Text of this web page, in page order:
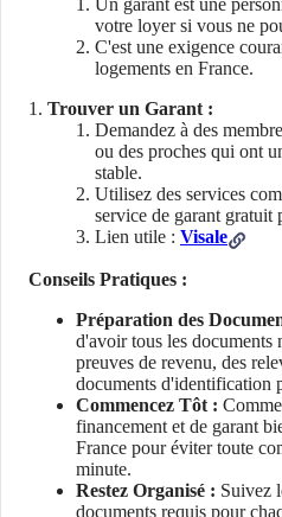
Un garant est une
votre loyer si vous ne
C'est une exigence
logements en France.
Trouver un Garant :
Demandez à des
ou des proches qui ont
stable.
Utilisez des services
service de garant gratuit
Lien utile : Visale
Conseils Pratiques :
Préparation des
d'avoir tous les documents
preuves de revenu, des
documents d'identification
Commencez Tôt :
financement et de garant
France pour éviter toute
minute.
Restez Organisé : Suivez
documents requis pour